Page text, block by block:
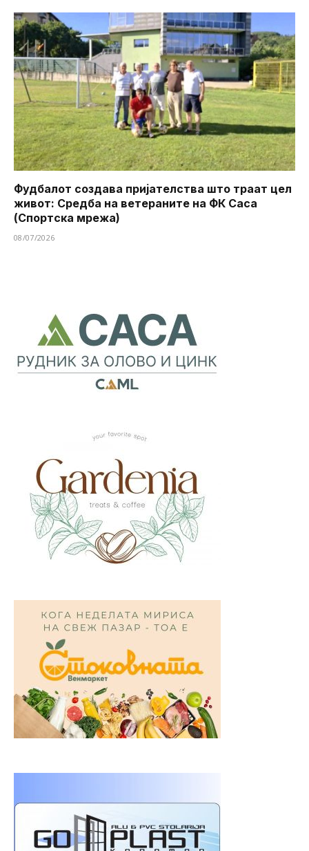
Фудбалот создава пријателства што траат цел
живот: Средба на ветераните на ФК Саса
(Спортска мрежа)
08/07/2026